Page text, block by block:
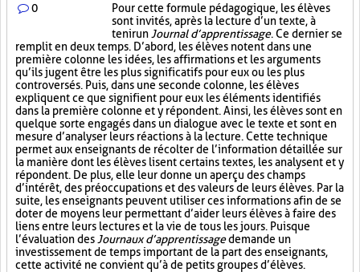
0
Pour cette formule pédagogique, les élèves
sont invités, après la lecture d’un texte, à
tenir un Journal d’apprentissage. Ce dernier se
remplit en deux temps. D’abord, les élèves notent dans une
première colonne les idées, les affirmations et les arguments
qu’ils jugent être les plus significatifs pour eux ou les plus
controversés. Puis, dans une seconde colonne, les élèves
expliquent ce que signifient pour eux les éléments identifiés
dans la première colonne et y répondent. Ainsi, les élèves sont en
quelque sorte engagés dans un dialogue avec le texte et sont en
mesure d’analyser leurs réactions à la lecture. Cette technique
permet aux enseignants de récolter de l’information détaillée sur
la manière dont les élèves lisent certains textes, les analysent et y
répondent. De plus, elle leur donne un aperçu des champs
d’intérêt, des préoccupations et des valeurs de leurs élèves. Par la
suite, les enseignants peuvent utiliser ces informations afin de se
doter de moyens leur permettant d’aider leurs élèves à faire des
liens entre leurs lectures et la vie de tous les jours. Puisque
l’évaluation des Journaux d’apprentissagedemande un
investissement de temps important de la part des enseignants,
cette activité ne convient qu’à de petits groupes d’élèves.